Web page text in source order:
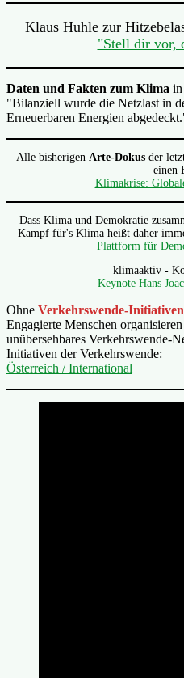
Klaus Huhle zur
"Stell dir vor,
Daten und Fakten zum Klima in
"Bilanziell wurde die Netzlast in
Erneuerbaren Energien
Alle bisherigen Arte-Dokusder
einen
Klimakrise:
Dass Klima und Demokratie
Kampf für's Klima heißt daher
Plattform für
klimaaktiv -
Keynote Hans
Ohne Verkehrswende-Initiativen
Engagierte Menschen
unübersehbares Verkehrswende-
Initiativen der Verkehrswende:
Österreich / International